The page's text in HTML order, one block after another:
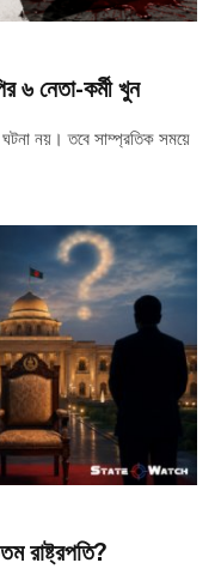
৬ নেতা-কর্মী খুন
নয়। তবে সাম্প্রতিক সময়ে
রাষ্ট্রপতি?